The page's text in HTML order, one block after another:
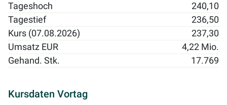
Tageshoch
240,10
Tagestief
236,50
Kurs (07.08.2026)
237,30
Umsatz EUR
4,22 Mio.
Gehand. Stk.
17.769
Kursdaten Vortag